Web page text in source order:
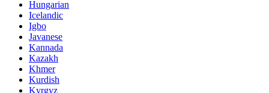
Hungarian
Icelandic
Igbo
Javanese
Kannada
Kazakh
Khmer
Kurdish
Kyrgyz